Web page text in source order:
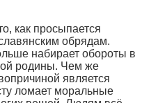
как просыпается
обрядам.
набирает обороты в
родины. Чем же
является
ломает моральные